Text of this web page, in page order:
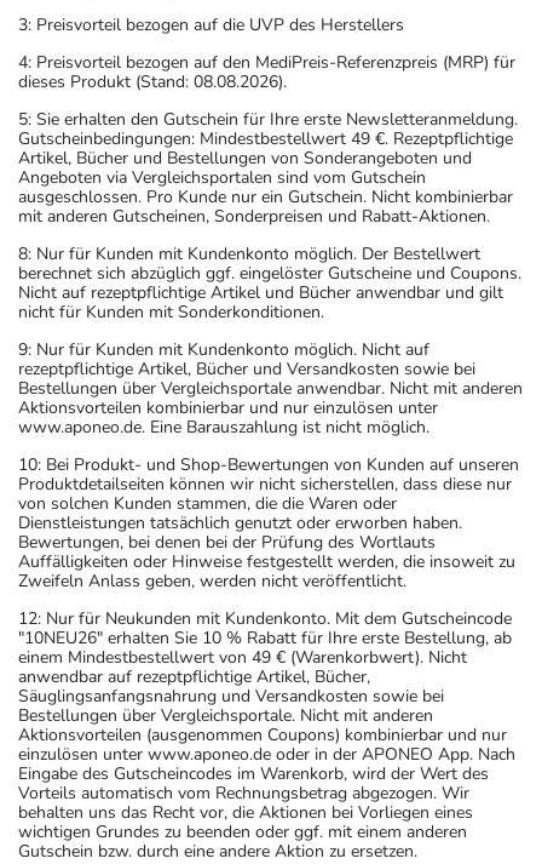
3: Preisvorteil bezogen auf die UVP des Herstellers
4: Preisvorteil bezogen auf den MediPreis-Referenzpreis (MRP) für
dieses Produkt (Stand: 08.08.2026).
5: Sie erhalten den Gutschein für Ihre erste Newsletteranmeldung.
Gutscheinbedingungen: Mindestbestellwert 49 €. Rezeptpflichtige
Artikel, Bücher und Bestellungen von Sonderangeboten und
Angeboten via Vergleichsportalen sind vom Gutschein
ausgeschlossen. Pro Kunde nur ein Gutschein. Nicht kombinierbar
mit anderen Gutscheinen, Sonderpreisen und Rabatt-Aktionen.
8: Nur für Kunden mit Kundenkonto möglich. Der Bestellwert
berechnet sich abzüglich ggf. eingelöster Gutscheine und Coupons.
Nicht auf rezeptpflichtige Artikel und Bücher anwendbar und gilt
nicht für Kunden mit Sonderkonditionen.
9: Nur für Kunden mit Kundenkonto möglich. Nicht auf
rezeptpflichtige Artikel, Bücher und Versandkosten sowie bei
Bestellungen über Vergleichsportale anwendbar. Nicht mit anderen
Aktionsvorteilen kombinierbar und nur einzulösen unter
www.aponeo.de. Eine Barauszahlung ist nicht möglich.
10: Bei Produkt- und Shop-Bewertungen von Kunden auf unseren
Produktdetailseiten können wir nicht sicherstellen, dass diese nur
von solchen Kunden stammen, die die Waren oder
Dienstleistungen tatsächlich genutzt oder erworben haben.
Bewertungen, bei denen bei der Prüfung des Wortlauts
Auffälligkeiten oder Hinweise festgestellt werden, die insoweit zu
Zweifeln Anlass geben, werden nicht veröffentlicht.
12: Nur für Neukunden mit Kundenkonto. Mit dem Gutscheincode
"10NEU26" erhalten Sie 10 % Rabatt für Ihre erste Bestellung, ab
einem Mindestbestellwert von 49 € (Warenkorbwert). Nicht
anwendbar auf rezeptpflichtige Artikel, Bücher,
Säuglingsanfangsnahrung und Versandkosten sowie bei
Bestellungen über Vergleichsportale. Nicht mit anderen
Aktionsvorteilen (ausgenommen Coupons) kombinierbar und nur
einzulösen unter www.aponeo.de oder in der APONEO App. Nach
Eingabe des Gutscheincodes im Warenkorb, wird der Wert des
Vorteils automatisch vom Rechnungsbetrag abgezogen. Wir
behalten uns das Recht vor, die Aktionen bei Vorliegen eines
wichtigen Grundes zu beenden oder ggf. mit einem anderen
Gutschein bzw. durch eine andere Aktion zu ersetzen.